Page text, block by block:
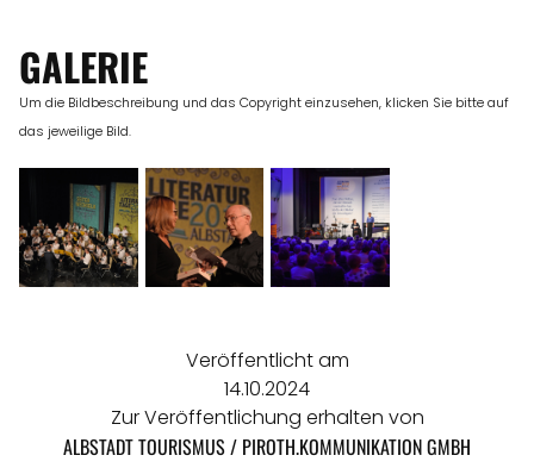
GALERIE
Um die Bildbeschreibung und das Copyright einzusehen, klicken Sie bitte auf
das jeweilige Bild.
Veröffentlicht am
14.10.2024
Zur Veröffentlichung erhalten von
ALBSTADT TOURISMUS / PIROTH.KOMMUNIKATION GMBH